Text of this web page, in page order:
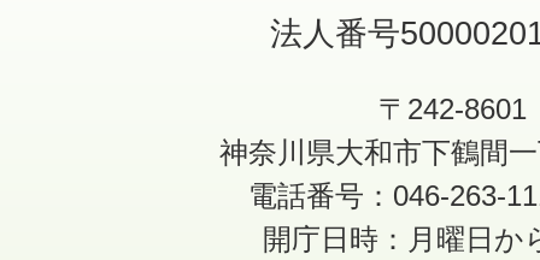
法人番号
〒242-8601
神奈川県大和市下鶴間
電話番号：046-263-
開庁日時：月曜日か